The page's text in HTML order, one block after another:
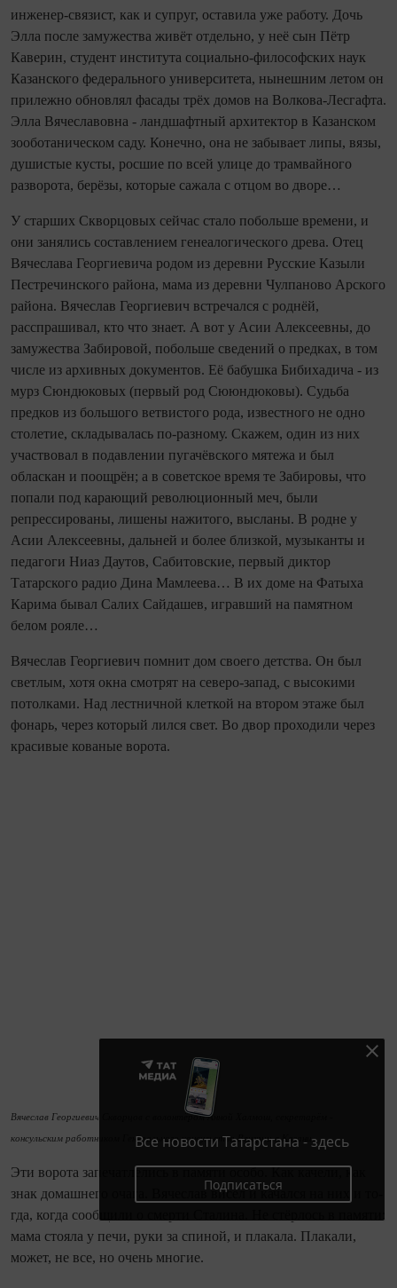
инженер‑связист, как и супруг, оставила уже работу. Дочь
Элла после замужества живёт отдельно, у неё сын Пётр
Каверин, студент института социально‑философских наук
Казанского федерального университета, нынешним летом он
прилежно обновлял фасады трёх домов на Волкова‑Лесгафта.
Элла Вячеславовна - ландшафтный архитектор в Казанском
зооботаническом саду. Конечно, она не забывает липы, вязы,
душистые кусты, росшие по всей улице до трамвайного
разворота, берёзы, которые сажала с отцом во дворе…
У старших Скворцовых сейчас стало побольше времени, и
они занялись составлением генеалогического древа. Отец
Вячеслава Георгиевича родом из деревни Русские Казыли
Пестречинского района, мама из деревни Чулпаново Арского
района. Вячеслав Георгиевич встречался с роднёй,
расспрашивал, кто что знает. А вот у Асии Алексеевны, до
замужества Забировой, побольше сведений о предках, в том
числе из архивных документов. Её бабушка Бибихадича - из
мурз Сюндюковых (первый род Сююндюковы). Судьба
предков из большого ветвистого рода, известного не одно
столетие, складывалась по‑разному. Скажем, один из них
участвовал в подавлении пугачёвского мятежа и был
обласкан и поощрён; а в советское время те Забировы, что
попали под карающий революционный меч, были
репрессированы, лишены нажитого, высланы. В родне у
Асии Алексеевны, дальней и более близкой, музыканты и
педагоги Ниаз Даутов, Сабитовские, первый диктор
Татарского радио Дина Мамлеева… В их доме на Фатыха
Карима бывал Салих Сайдашев, игравший на памятном
белом рояле…
Вячеслав Георгиевич по­мнит дом своего детства. Он был
светлым, хотя окна смотрят на северо‑запад, с высокими
потолками. Над лестничной клеткой на втором этаже был
фонарь, через который лился свет. Во двор проходили через
красивые кованые ворота.
Вячеслав Георгиевич Скворцов с волонтёром Анной Халмош, секретарём -
консульским работником Генерального консульства Венгрии в Казани
Эти ворота запечатлелись в памяти особо. Как качели, как
знак домашнего очага. Вячеслав висел и качался на них и то­
гда, ко­гда сообщили о смерти Сталина. Не стёрлось в памяти:
мама стояла у печи, руки за спиной, и плакала. Плакали,
может, не все, но очень многие.
Все новости Татарстана - здесь
Подписаться